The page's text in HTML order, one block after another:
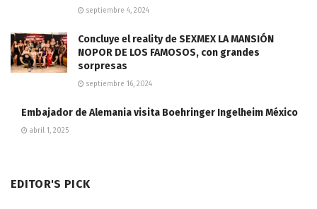
septiembre 4, 2024
Concluye el reality de SEXMEX LA MANSIÓN
NOPOR DE LOS FAMOSOS, con grandes
sorpresas
septiembre 16, 2024
Embajador de Alemania visita Boehringer Ingelheim México
abril 1, 2025
EDITOR'S PICK